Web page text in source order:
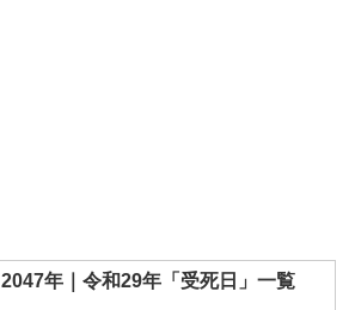
2047年｜令和29年「受死日」一覧